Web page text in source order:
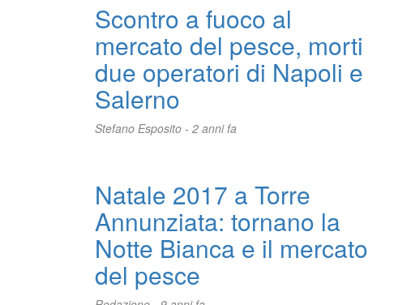
Scontro a fuoco al
mercato del pesce, morti
due operatori di Napoli e
Salerno
Stefano Esposito - 2 anni fa
Natale 2017 a Torre
Annunziata: tornano la
Notte Bianca e il mercato
del pesce